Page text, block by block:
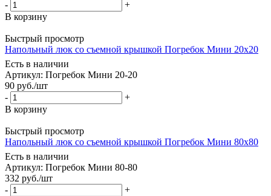
-
+
В корзину
Быстрый просмотр
Напольный люк со съемной крышкой Погребок Мини 20х20
Есть в наличии
Артикул: Погребок Мини 20-20
90 руб./шт
-
+
В корзину
Быстрый просмотр
Напольный люк со съемной крышкой Погребок Мини 80х80
Есть в наличии
Артикул: Погребок Мини 80-80
332 руб./шт
-
+